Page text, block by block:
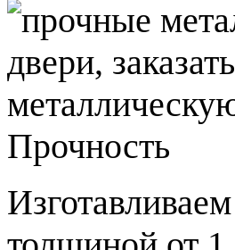
Прочность